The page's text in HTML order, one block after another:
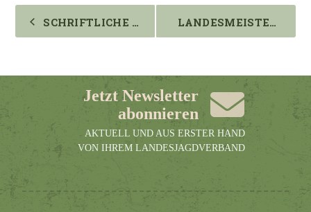
V
r
SCHRIFTLICHE JÄGERPRÜFUNG FRÜHJAHR 2026 LANDESMEISTERSCHAFT IM JAGDLICHEN SCHIESSEN 2026
Jetzt Newsletter
abonnieren
AKTUELL UND AUS ERSTER HAND
VON IHREM LANDESJAGDVERBAND